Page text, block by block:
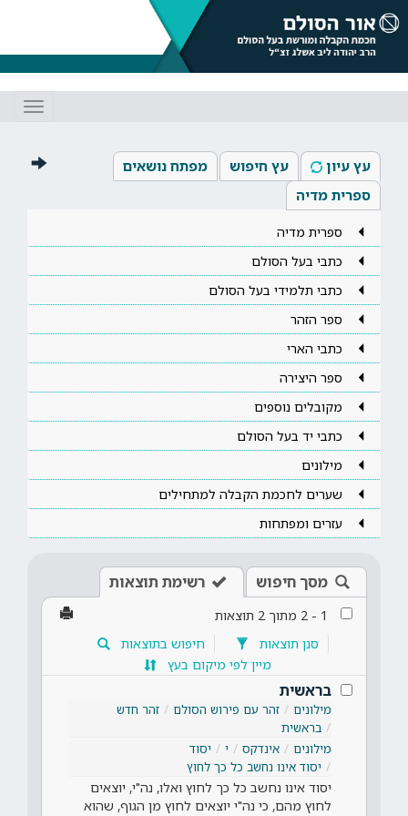
עץ עיון עץ חיפוש
מפתח נושאים
ספרית מדיה
ספרית מדיה
כתבי בעל הסולם
כתבי תלמידי בעל הסולם
ספר הזהר
כתבי הארי
ספר היצירה
מקובלים נוספים
כתבי יד בעל הסולם
מילונים
שערים לחכמת הקבלה למתחילים
עזרים ומפתחות
מסך חיפוש רשימת תוצאות
1
-
2 מתוך 2 תוצאות
סנן תוצאות
חיפוש בתוצאות
מיין לפי מיקום בעץ
בראשית
מילונים זהר עם פירוש הסולם
זהר חדש
בראשית
מילונים
אינדקס י
יסוד
יסוד אינו נחשב כל כך לחוץ
יסוד אינו נחשב כל כך לחוץ ואלו, נה"י, יוצאים
לחוץ מהם, כי נה"י יוצאים לחוץ מן הגוף, שהוא